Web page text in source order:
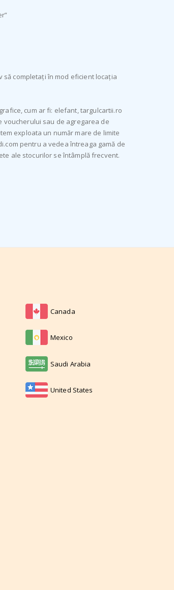
să completați în mod eficient locația
cum ar fi: elefant, targulcartii.ro
voucherului sau de agregarea de
exploata un număr mare de limite
pentru a vedea întreaga gamă de
ale stocurilor se întâmplă frecvent.
Canada
Mexico
Saudi Arabia
United States